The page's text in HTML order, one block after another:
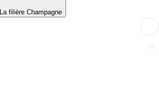
La filière Champagne